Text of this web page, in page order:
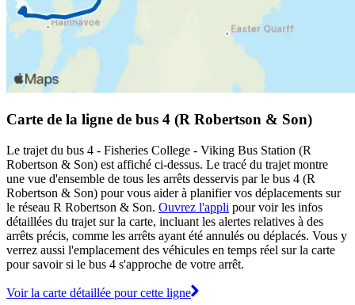
Carte de la ligne de bus 4 (R Robertson & Son)
Le trajet du bus 4 - Fisheries College - Viking Bus Station (R
Robertson & Son) est affiché ci-dessus. Le tracé du trajet montre
une vue d'ensemble de tous les arrêts desservis par le bus 4 (R
Robertson & Son) pour vous aider à planifier vos déplacements sur
le réseau R Robertson & Son. Ouvrez l'appli pour voir les infos
détaillées du trajet sur la carte, incluant les alertes relatives à des
arrêts précis, comme les arrêts ayant été annulés ou déplacés. Vous y
verrez aussi l'emplacement des véhicules en temps réel sur la carte
pour savoir si le bus 4 s'approche de votre arrêt.
Voir la carte détaillée pour cette ligne